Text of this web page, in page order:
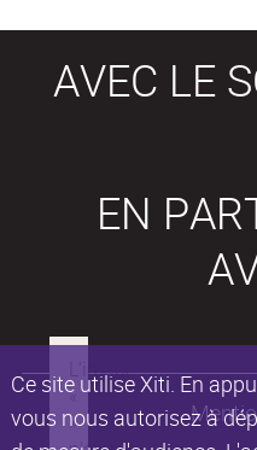
Ce site utilise Xiti. En
vous nous autorisez à
AVEC LE
EN